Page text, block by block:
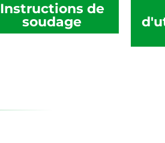
Instructions de
soudage